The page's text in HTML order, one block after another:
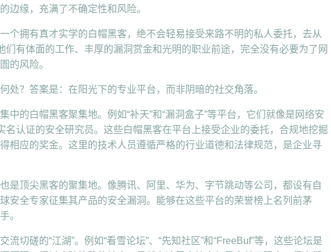
边缘，充满了不确定性和风险。
个拥有真才实学的白帽黑客，绝不会轻易接受来路不明的私人委托，去从
们有体面的工作、丰厚的漏洞赏金和光明的职业前途，完全没有必要为了网
的风险。
处？答案是：在阳光下的专业平台，而非阴暗的社交角落。
中的白帽黑客聚集地。例如“补天”和“漏洞盒子”等平台，它们就像是网络安
名认证的安全研究员。这些白帽黑客在平台上接受企业的委托，合规地挖掘
相应的奖金。这里的技术人员遵循严格的行业道德和法律规范，是企业寻
是顶尖黑客的聚集地。像腾讯、阿里、华为、字节跳动等公司，都设有自
安全专家征集其产品的安全漏洞。能够在这些平台的荣誉榜上名列前茅
。
切磋的“江湖”。例如“看雪论坛”、“先知社区”和“FreeBuf”等，这些论坛是